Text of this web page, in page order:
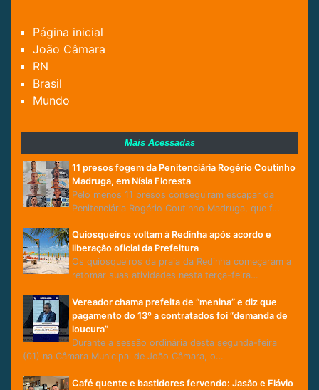
Página inicial
João Câmara
RN
Brasil
Mundo
Mais Acessadas
11 presos fogem da Penitenciária Rogério Coutinho
Madruga, em Nísia Floresta
Pelo menos 11 presos conseguiram escapar da
Penitenciária Rogério Coutinho Madruga, que f…
Quiosqueiros voltam à Redinha após acordo e
liberação oficial da Prefeitura
Os quiosqueiros da praia da Redinha começaram a
retomar suas atividades nesta terça-feira…
Vereador chama prefeita de “menina” e diz que
pagamento do 13º a contratados foi “demanda de
loucura”
Durante a sessão ordinária desta segunda-feira
(01) na Câmara Municipal de João Câmara, o…
Café quente e bastidores fervendo: Jasão e Flávio